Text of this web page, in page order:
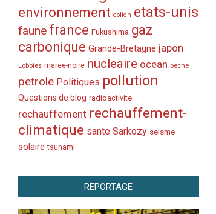
environnement eolien etats-unis
faune france Fukushima gaz
carbonique Grande-Bretagne japon
Lobbies maree-noire nucleaire ocean peche
petrole Politiques pollution
Questions de blog radioactivite
rechauffement rechauffement-
climatique sante Sarkozy seisme
solaire tsunami
REPORTAGE